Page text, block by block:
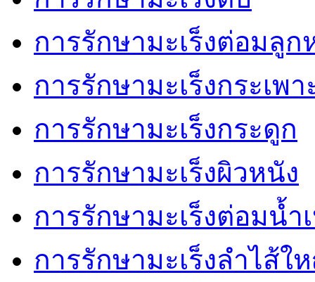
การรักษามะเร็งต่อมลูก
การรักษามะเร็งกระเพ
การรักษามะเร็งกระดูก
การรักษามะเร็งผิวหนัง
การรักษามะเร็งต่อมน้ำ
การรักษามะเร็งลำไส้ใ